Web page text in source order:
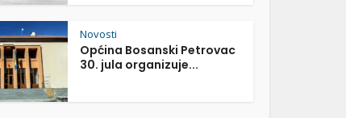
Novosti
Općina Bosanski Petrovac
30. jula organizuje...